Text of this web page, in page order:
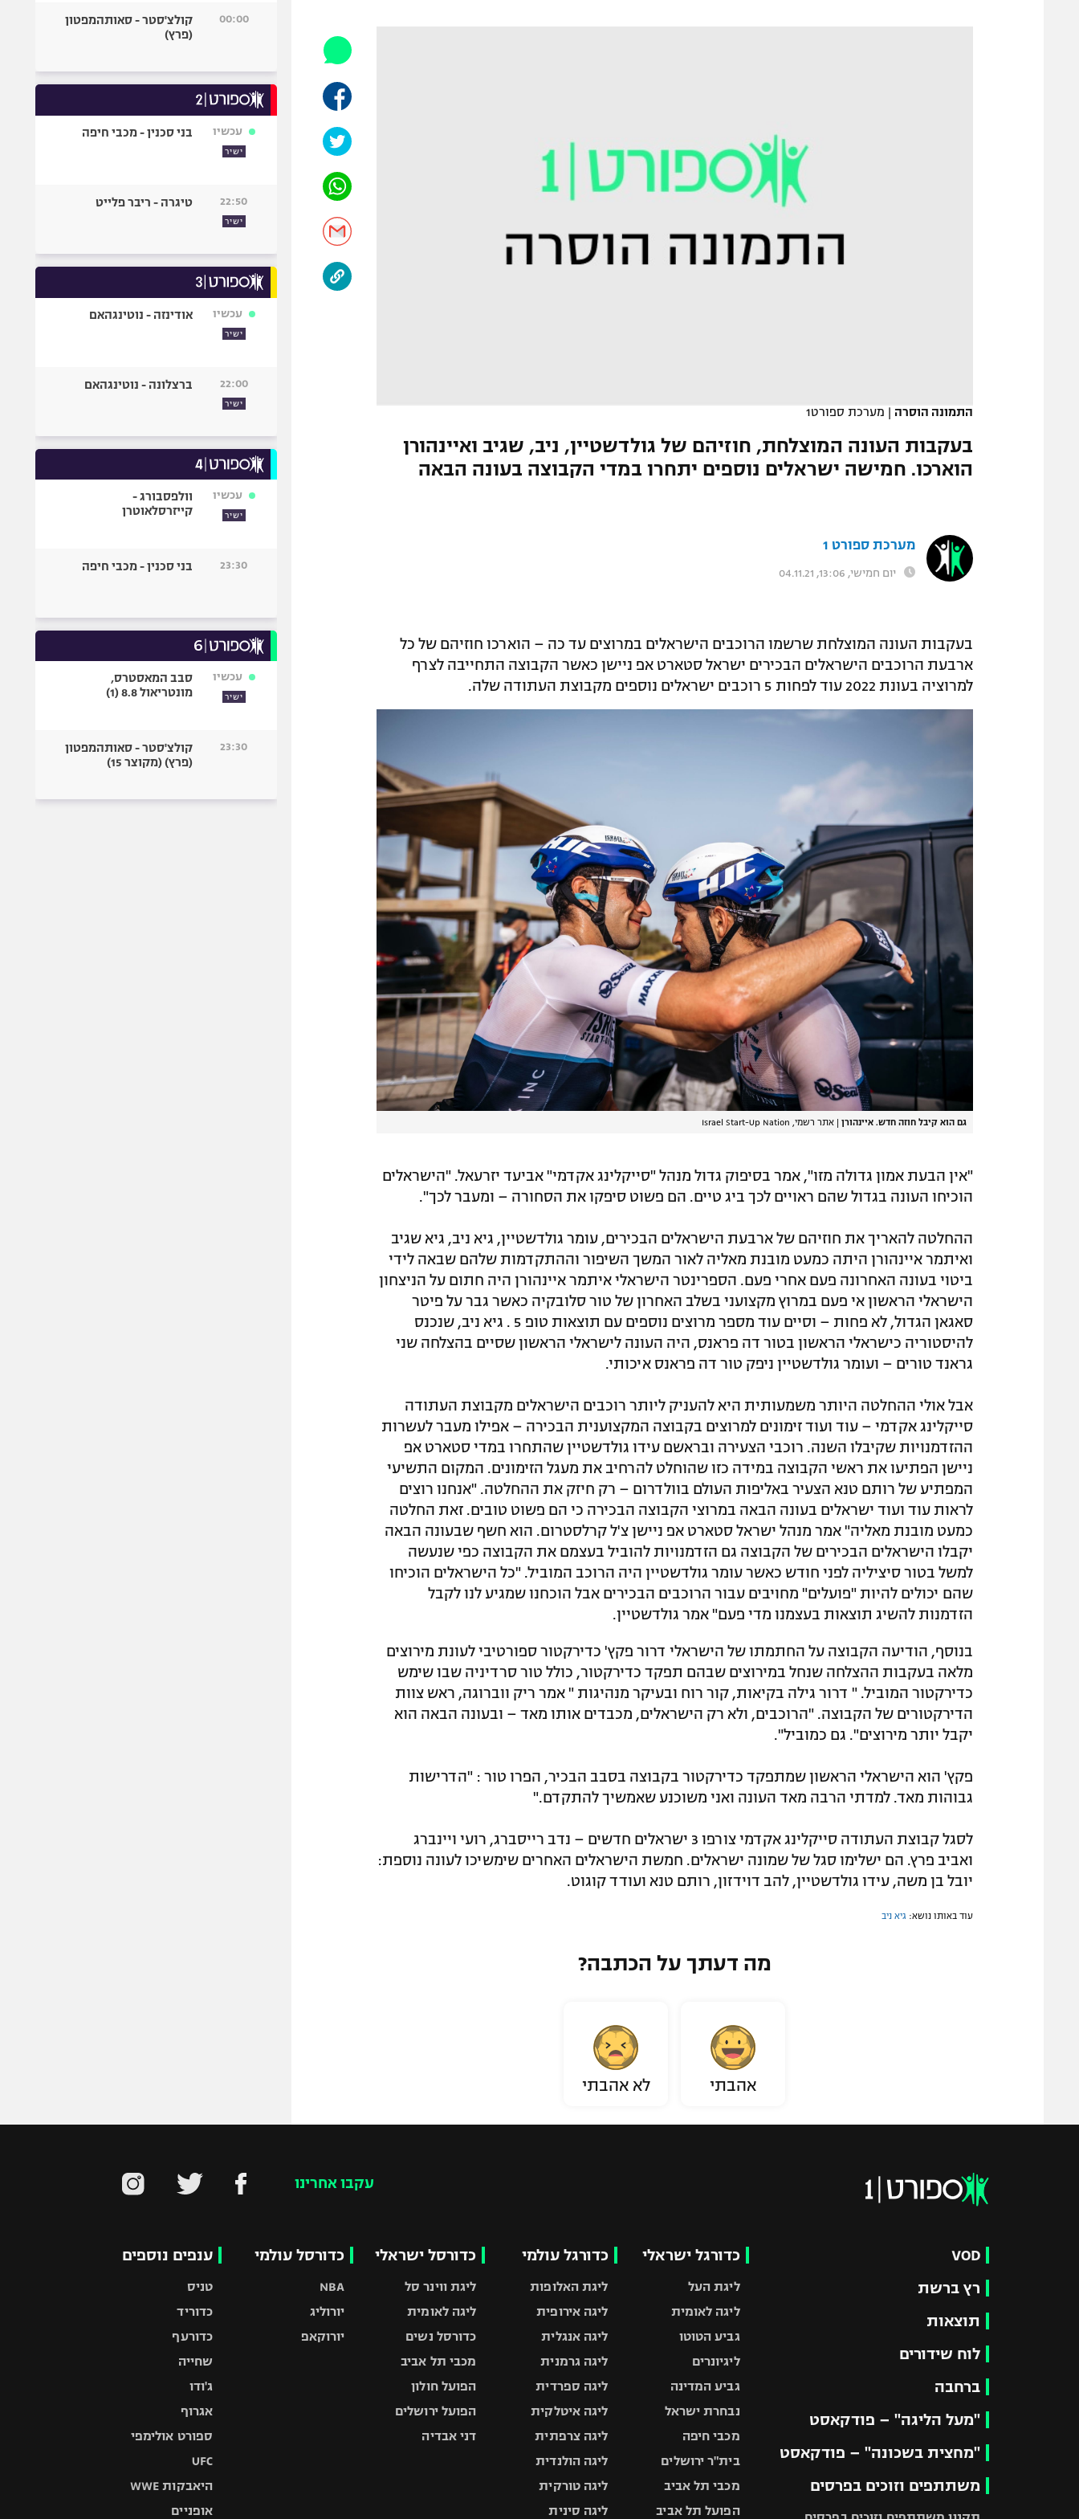
אופניים
כדורמים
פוטבול אמריקאי NFL
התמונה הוסרה | מערכת ספורט1
בעקבות העונה המוצלחת, חוזיהם של גולדשטיין, ניב, שגיב ואיינהורן
הוארכו. חמישה ישראלים נוספים יתחרו במדי הקבוצה בעונה הבאה
מערכת ספורט 1
יום חמישי, 13:06, 04.11.21
בעקבות העונה המוצלחת שרשמו הרוכבים הישראלים במרוצים עד כה – הוארכו חוזיהם של כל
ארבעת הרוכבים הישראלים הבכירים ישראל סטארט אפ ניישן כאשר הקבוצה התחייבה לצרף
למרוציה בעונת 2022 עוד לפחות 5 רוכבים ישראלים נוספים מקבוצת העתודה שלה.
גם הוא קיבל חוזה חדש. איינהורן אתר רשמי, Israel Start-Up Nation
"אין הבעת אמון גדולה מזו", אמר בסיפוק גדול מנהל "סייקלינג אקדמי" אביעד יזרעאל. "הישראלים
הוכיחו העונה בגדול שהם ראויים לכך ביג טיים. הם פשוט סיפקו את הסחורה – ומעבר לכך".
ההחלטה להאריך את חוזיהם של ארבעת הישראלים הבכירים, עומר גולדשטיין, גיא ניב, גיא שגיב
ואיתמר איינהורן היתה כמעט מובנת מאליה לאור המשך השיפור וההתקדמות שלהם שבאה לידי
ביטוי בעונה האחרונה פעם אחרי פעם. הספרינטר הישראלי איתמר איינהורן היה חתום על הניצחון
הישראלי הראשון אי פעם במרוץ מקצועני בשלב האחרון של טור סלובקיה כאשר גבר על פיטר
סאגאן הגדול, לא פחות – וסיים עוד מספר מרוצים נוספים עם תוצאות טופ 5 . גיא ניב, שנכנס
להיסטוריה כישראלי הראשון בטור דה פראנס, היה העונה לישראלי הראשון שסיים בהצלחה שני
גראנד טורים – ועומר גולדשטיין ניפק טור דה פראנס איכותי.
אבל אולי ההחלטה היותר משמעותית היא להעניק ליותר רוכבים הישראלים מקבוצת העתודה
סייקלינג אקדמי – עוד ועוד זימונים למרוצים בקבוצה המקצוענית הבכירה – אפילו מעבר לעשרות
ההזדמנויות שקיבלו השנה. רוכבי הצעירה ובראשם עידו גולדשטיין שהתחרו במדי סטארט אפ
ניישן הפתיעו את ראשי הקבוצה במידה כזו שהוחלט להרחיב את מעגל הזימונים. המקום התשיעי
המפתיע של רותם טנא הצעיר באליפות העולם בוולדרום – רק חיזק את ההחלטה. "אנחנו רוצים
לראות עוד ועוד ישראלים בעונה הבאה במרוצי הקבוצה הבכירה כי הם פשוט טובים. זאת החלטה
כמעט מובנת מאליה" אמר מנהל ישראל סטארט אפ ניישן צ'ל קרלסטרום. הוא חשף שבעונה הבאה
יקבלו הישראלים הבכירים של הקבוצה גם הזדמנויות להוביל בעצמם את הקבוצה כפי שנעשה
למשל בטור סיציליה לפני חודש כאשר עומר גולדשטיין היה הרוכב המוביל. "כל הישראלים הוכיחו
שהם יכולים להיות "פועלים" מחויבים עבור הרוכבים הבכירים אבל הוכחנו שמגיע לנו לקבל
הזדמנות להשיג תוצאות בעצמנו מדי פעם" אמר גולדשטיין.
בנוסף, הודיעה הקבוצה על החתמתו של הישראלי דרור פקץ' כדירקטור ספורטיבי לעונת מירוצים
מלאה בעקבות ההצלחה שנחל במירוצים שבהם תפקד כדירקטור, כולל טור סרדיניה שבו שימש
כדירקטור המוביל. " דרור גילה בקיאות, קור רוח ובעיקר מנהיגות " אמר ריק ווברוגה, ראש צוות
הדירקטורים של הקבוצה. "הרוכבים, ולא רק הישראלים, מכבדים אותו מאד – ובעונה הבאה הוא
יקבל יותר מירוצים". גם כמוביל".
פקץ' הוא הישראלי הראשון שמתפקד כדירקטור בקבוצה בסבב הבכיר, הפרו טור : "הדרישות
גבוהות מאד. למדתי הרבה מאד העונה ואני משוכנע שאמשיך להתקדם."
לסגל קבוצת העתודה סייקלינג אקדמי צורפו 3 ישראלים חדשים – נדב רייסברג, רועי ויינברג
ואביב פרץ. הם ישלימו סגל של שמונה ישראלים. חמשת הישראלים האחרים שימשיכו לעונה נוספת:
יובל בן משה, עידו גולדשטיין, להב דוידזון, רותם טנא ועודד קוגוט.
עוד באותו נושא: גיא ניב
מה דעתך על הכתבה?
אהבתי לא אהבתי
00:00
קולצ'סטר - סאותהמפטון
(פרץ)
עכשיו
ישיר
בני סכנין - מכבי חיפה
22:50
ישיר
טיגרה - ריבר פלייט
עכשיו
ישיר
אודינזה - נוטינגהאם
22:00
ישיר
ברצלונה - נוטינגהאם
עכשיו
ישיר
וולפסבורג -
קייזרסלאוטרן
23:30 בני סכנין - מכבי חיפה
עכשיו
ישיר
סבב המאסטרס,
מונטריאול 8.8 (1)
23:30
קולצ'סטר - סאותהמפטון
(פרץ) (מקוצר 15)
עקבו אחרינו
VOD
רץ ברשת
תוצאות
לוח שידורים
ברחבה
"מעל הליגה" – פודקאסט
"מחצית בשכונה" – פודקאסט
משתתפים וזוכים בפרסים
כדורגל ישראלי
ליגת העל
ליגה לאומית
גביע הטוטו
ליגיונרים
גביע המדינה
נבחרת ישראל
מכבי חיפה
בית"ר ירושלים
מכבי תל אביב
הפועל תל אביב
כדורגל עולמי
ליגת האלופות
ליגה אירופית
ליגה אנגלית
ליגה גרמנית
ליגה ספרדית
ליגה איטלקית
ליגה צרפתית
ליגה הולנדית
ליגה טורקית
ליגה סינית
כדורסל ישראלי
ליגת ווינר סל
ליגה לאומית
כדורסל נשים
מכבי תל אביב
הפועל חולון
הפועל ירושלים
דני אבדיה
כדורסל עולמי
NBA
יורוליג
יורוקאפ
ענפים נוספים
טניס
כדוריד
כדורעף
שחייה
ג'ודו
אגרוף
ספורט אולימפי
UFC
היאבקות WWE
אופניים